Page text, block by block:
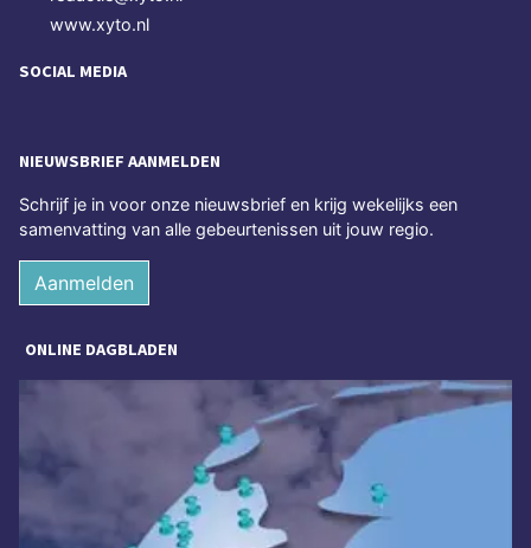
www.xyto.nl
SOCIAL MEDIA
NIEUWSBRIEF AANMELDEN
Schrijf je in voor onze nieuwsbrief en krijg wekelijks een
samenvatting van alle gebeurtenissen uit jouw regio.
Aanmelden
ONLINE DAGBLADEN